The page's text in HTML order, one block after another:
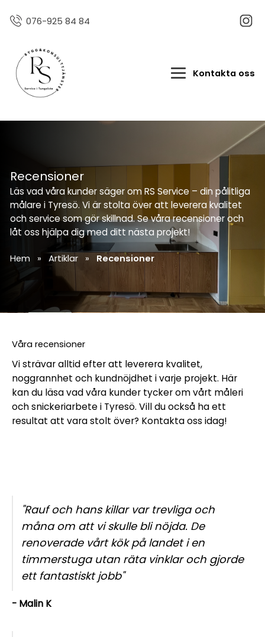
076-925 84 84
Kontakta oss
Recensioner
Läs vad våra kunder säger om RS Service – din pålitliga
målare i Tyresö. Vi är stolta över att leverera kvalitet
och service som gör skillnad. Se våra recensioner och
låt oss hjälpa dig med ditt nästa projekt!
Hem » Artiklar » Recensioner
Våra recensioner
Vi strävar alltid efter att leverera kvalitet,
noggrannhet och kundnöjdhet i varje projekt. Här
kan du läsa vad våra kunder tycker om vårt måleri
och snickeriarbete i Tyresö. Vill du också ha ett
resultat att vara stolt över? Kontakta oss idag!
"Rauf och hans killar var trevliga och
måna om att vi skulle bli nöjda. De
renoverade vårt kök på landet i en
timmerstuga utan räta vinklar och gjorde
ett fantastiskt jobb"
- Malin K